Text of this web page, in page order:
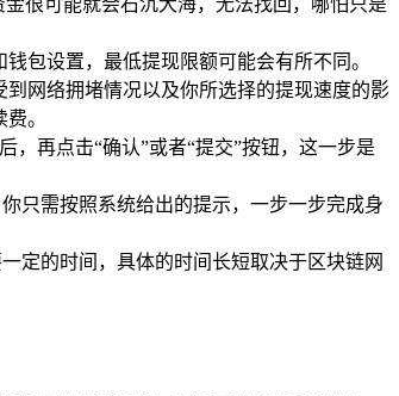
包设置，最低提现限额可能会有所不同。
网络拥堵情况以及你所选择的提现速度的影
。
再点击“确认”或者“提交”按钮，这一步是
只需按照系统给出的提示，一步一步完成身
定的时间，具体的时间长短取决于区块链网